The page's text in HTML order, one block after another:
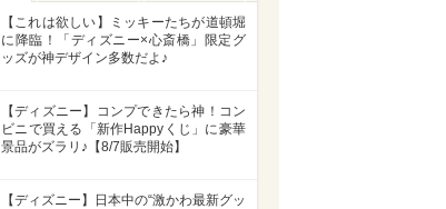
【これは欲しい】ミッキーたちが道頓堀
に降臨！「ディズニー×心斎橋」限定グ
ッズが神デザイン多数だよ♪
【ディズニー】コンプできたら神！コン
ビニで買える「新作Happyくじ」に豪華
景品がズラリ♪【8/7販売開始】
【ディズニー】日本中の“激かわ最新グッ